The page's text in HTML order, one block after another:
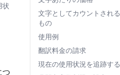
状
つ
文字としてカウントされる
もの
使用例
翻訳料金の請求
現在の使用状況を追跡する